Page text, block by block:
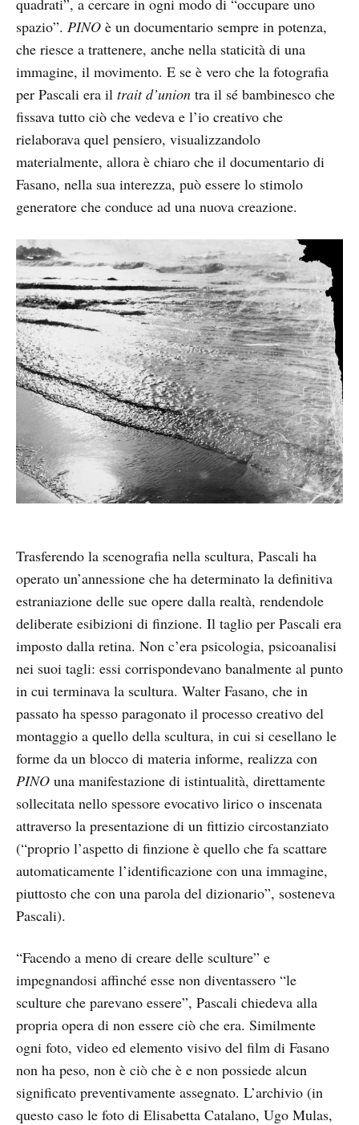
quadrati”, a cercare in ogni modo di “occupare uno
spazio”. PINO è un documentario sempre in potenza,
che riesce a trattenere, anche nella staticità di una
immagine, il movimento. E se è vero che la fotografia
per Pascali era il trait d’union tra il sé bambinesco che
fissava tutto ciò che vedeva e l’io creativo che
rielaborava quel pensiero, visualizzandolo
materialmente, allora è chiaro che il documentario di
Fasano, nella sua interezza, può essere lo stimolo
generatore che conduce ad una nuova creazione.
Trasferendo la scenografia nella scultura, Pascali ha
operato un’annessione che ha determinato la definitiva
estraniazione delle sue opere dalla realtà, rendendole
deliberate esibizioni di finzione. Il taglio per Pascali era
imposto dalla retina. Non c’era psicologia, psicoanalisi
nei suoi tagli: essi corrispondevano banalmente al punto
in cui terminava la scultura. Walter Fasano, che in
passato ha spesso paragonato il processo creativo del
montaggio a quello della scultura, in cui si cesellano le
forme da un blocco di materia informe, realizza con
PINO una manifestazione di istintualità, direttamente
sollecitata nello spessore evocativo lirico o inscenata
attraverso la presentazione di un fittizio circostanziato
(“proprio l’aspetto di finzione è quello che fa scattare
automaticamente l’identificazione con una immagine,
piuttosto che con una parola del dizionario”, sosteneva
Pascali).
“Facendo a meno di creare delle sculture” e
impegnandosi affinché esse non diventassero “le
sculture che parevano essere”, Pascali chiedeva alla
propria opera di non essere ciò che era. Similmente
ogni foto, video ed elemento visivo del film di Fasano
non ha peso, non è ciò che è e non possiede alcun
significato preventivamente assegnato. L’archivio (in
questo caso le foto di Elisabetta Catalano, Ugo Mulas,